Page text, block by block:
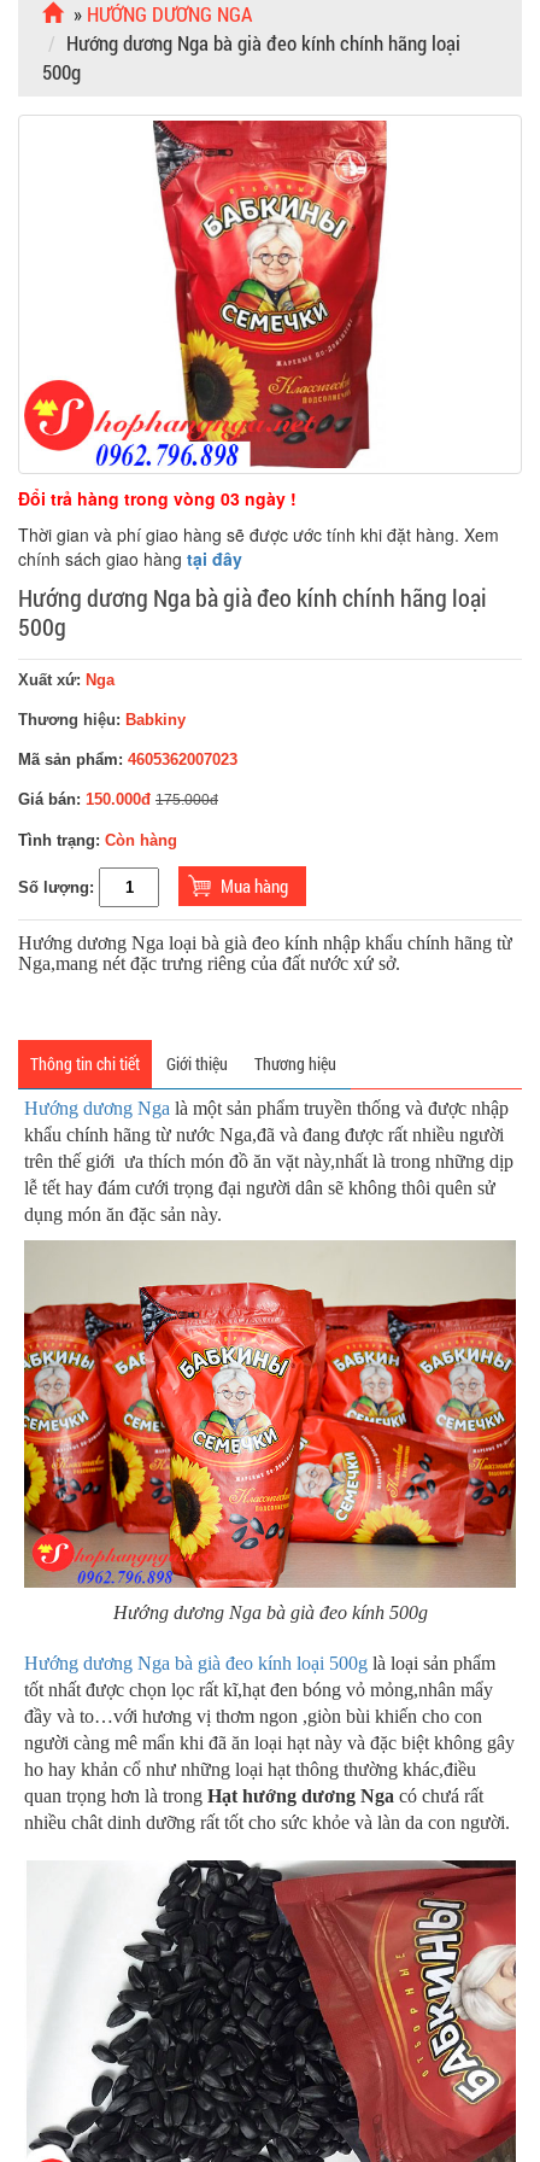
» HƯỚNG DƯƠNG NGA
Hướng dương Nga bà già đeo kính chính hãng loại
500g
Đổi trả hàng trong vòng 03 ngày !
Thời gian và phí giao hàng sẽ được ước tính khi đặt hàng. Xem
chính sách giao hàng tại đây
Hướng dương Nga bà già đeo kính chính hãng loại
500g
Xuất xứ: Nga
Thương hiệu: Babkiny
Mã sản phẩm: 4605362007023
Giá bán: 150.000đ 175.000đ
Tình trạng: Còn hàng
Số lượng:
Hướng dương Nga loại bà già đeo kính nhập khẩu chính hãng từ
Nga,mang nét đặc trưng riêng của đất nước xứ sở.
Thông tin chi tiết Giới thiệu Thương hiệu
Hướng dương Nga là một sản phẩm truyền thống và được nhập
khẩu chính hãng từ nước Nga,đã và đang được rất nhiều người
trên thế giới ưa thích món đồ ăn vặt này,nhất là trong những dịp
lễ tết hay đám cưới trọng đại người dân sẽ không thôi quên sử
dụng món ăn đặc sản này.
Hướng dương Nga bà già đeo kính 500g
Hướng dương Nga bà già đeo kính loại 500g là loại sản phẩm
tốt nhất được chọn lọc rất kĩ,hạt đen bóng vỏ mỏng,nhân mẩy
đầy và to…với hương vị thơm ngon ,giòn bùi khiến cho con
người càng mê mẩn khi đã ăn loại hạt này và đặc biệt không gây
ho hay khản cổ như những loại hạt thông thường khác,điều
quan trọng hơn là trong Hạt hướng dương Nga có chưá rất
nhiều chât dinh dưỡng rất tốt cho sức khỏe và làn da con người.